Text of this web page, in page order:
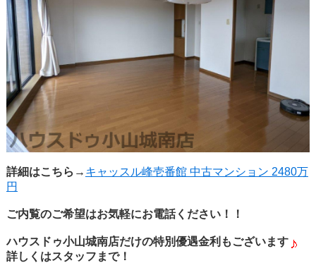
詳細はこちら→ キャッスル峰壱番館 中古マンション 2480万
円
ご内覧のご希望はお気軽にお電話ください！！
ハウスドゥ小山城南店だけの特別優遇金利もございます
詳しくはスタッフまで！